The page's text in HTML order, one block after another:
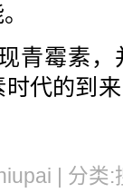
霉素，
代的到
| 分类